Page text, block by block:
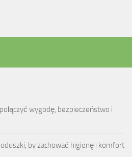
wygodę, bezpieczeństwo i
by zachować higienę i komfort